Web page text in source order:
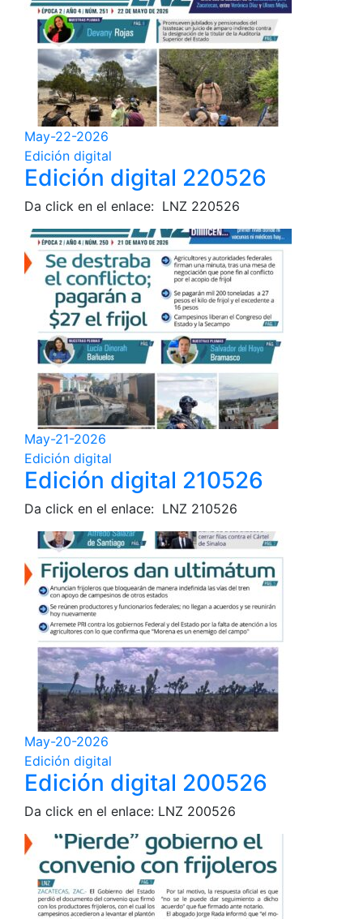
May-22-2026
Edición digital
Edición digital 220526
Da click en el enlace: LNZ 220526
May-21-2026
Edición digital
Edición digital 210526
Da click en el enlace: LNZ 210526
May-20-2026
Edición digital
Edición digital 200526
Da click en el enlace: LNZ 200526